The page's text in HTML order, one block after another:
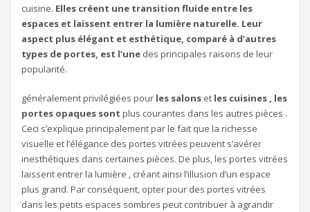
cuisine. Elles créent une transition fluide entre les
espaces et laissent entrer la lumière naturelle. Leur
aspect plus élégant et esthétique, comparé à d’autres
types de portes, est l’une des principales raisons de leur
popularité.
généralement privilégiées pour les salons et les cuisines , les
portes opaques sont plus courantes dans les autres pièces .
Ceci s’explique principalement par le fait que la richesse
visuelle et l’élégance des portes vitrées peuvent s’avérer
inesthétiques dans certaines pièces. De plus, les portes vitrées
laissent entrer la lumière , créant ainsi l’illusion d’un espace
plus grand. Par conséquent, opter pour des portes vitrées
dans les petits espaces sombres peut contribuer à agrandir